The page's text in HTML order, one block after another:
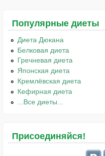
Популярные диеты
Диета Дюкана
Белковая диета
Гречневая диета
Японская диета
Кремлёвская диета
Кефирная диета
...Все диеты...
Присоединяйся!